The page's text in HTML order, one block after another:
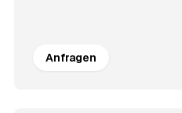
Anfragen